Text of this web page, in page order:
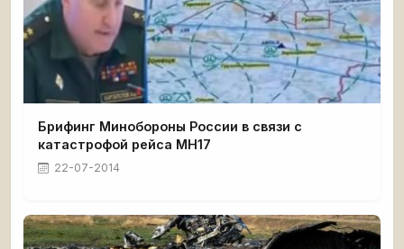
Брифинг Минобороны России в связи с
катастрофой рейса MH17
22-07-2014